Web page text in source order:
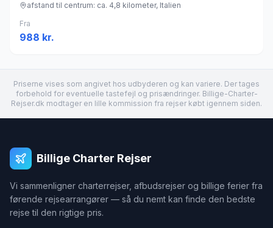
afstand til centrum: ca. 4,8 kilometer, Italien
Fra
988 kr.
Priserne vises som angivet hos udbyderen og kan variere. Der tages
forbehold for eventuelle tastefejl og prisændringer. Billige-Charter-
Rejser.dk modtager en lille kommission fra rejser købt igennem siden.
Billige Charter Rejser
Vi sammenligner charterrejser, afbudsrejser og billige ferier fra
førende rejsearrangører — så du nemt kan finde den bedste
rejse til den rigtige pris.